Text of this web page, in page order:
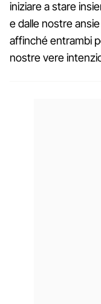
iniziare a stare
e dalle nostre
affinché entrambi
nostre vere